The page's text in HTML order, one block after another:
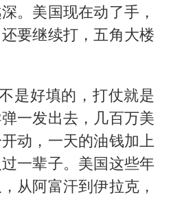
。美国现在动了手，
要继续打，五角大楼
是好填的，打仗就是
一发出去，几百万美
动，一天的油钱加上
一辈子。美国这些年
从阿富汗到伊拉克，